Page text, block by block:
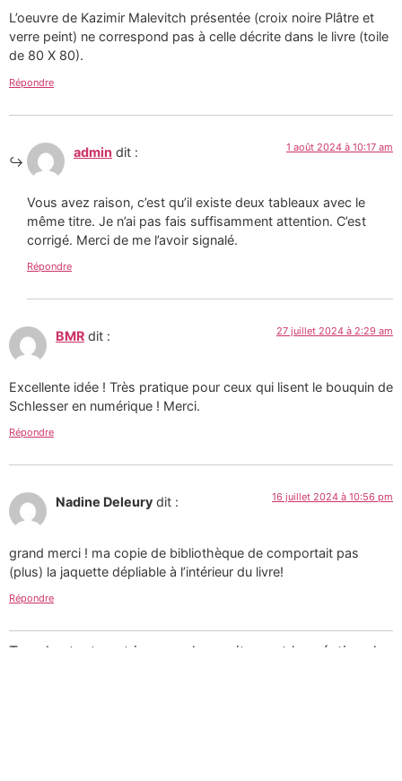
L’oeuvre de Kazimir Malevitch présentée (croix noire Plâtre et
verre peint) ne correspond pas à celle décrite dans le livre (toile
de 80 X 80).
Répondre
admin dit : 1 août 2024 à 10:17 am
Vous avez raison, c’est qu’il existe deux tableaux avec le
même titre. Je n’ai pas fais suffisamment attention. C’est
corrigé. Merci de me l’avoir signalé.
Répondre
BMR dit : 27 juillet 2024 à 2:29 am
Excellente idée ! Très pratique pour ceux qui lisent le bouquin de
Schlesser en numérique ! Merci.
Répondre
Nadine Deleury dit : 16 juillet 2024 à 10:56 pm
grand merci ! ma copie de bibliothèque de comportait pas
(plus) la jaquette dépliable à l’intérieur du livre!
Répondre
Tous les textes et images de ce site sont la création de